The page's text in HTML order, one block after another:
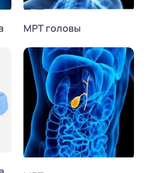
МРТ головы